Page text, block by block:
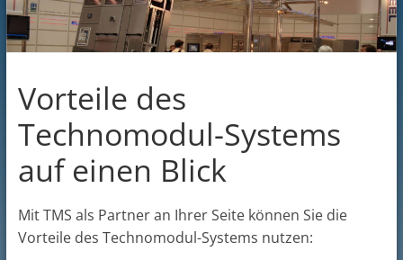
Vorteile des
Technomodul-Systems
auf einen Blick
Mit TMS als Partner an Ihrer Seite können Sie die
Vorteile des Technomodul-Systems nutzen: